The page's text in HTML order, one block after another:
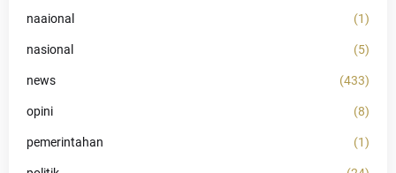
naaional (1)
nasional (5)
news (433)
opini (8)
pemerintahan (1)